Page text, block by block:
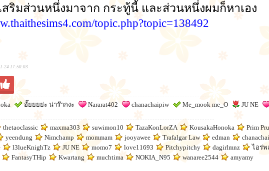
สริมส่วนหนึ่งมาจาก กระทู้นี้ และส่วนหนึ่งผมก็หาเอง
topic.php?topic=138492
24 17:50:03
อั๊ยยยย่ะ น่าร๊ากงะ Nararat402 chanachaipiw Me_mook me_O JU NE
thetaoclassic maxma303 suwimon10 TazaKonLorZA KousakaHonoka Prim
yeendung Nimchamp mommam jooyawee Trafalgar Law edman
l3lueKnighTz JU NE momo7 love11693 Pitchypitchy dagirlmnz ไอร่
FantasyTHip Kwartang muchtima NOKIA_N95 wanaree2544 amyamy